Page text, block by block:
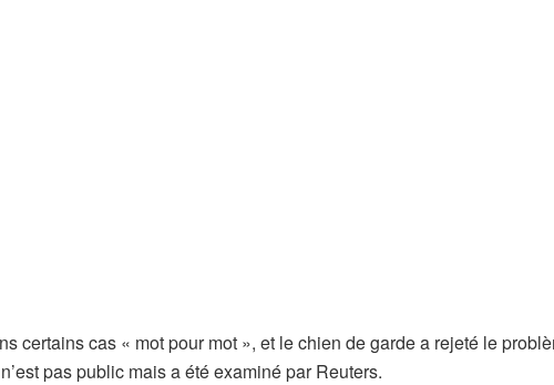
certains cas « mot pour mot », et le chien de garde a rejeté le
pas public mais a été examiné par Reuters.